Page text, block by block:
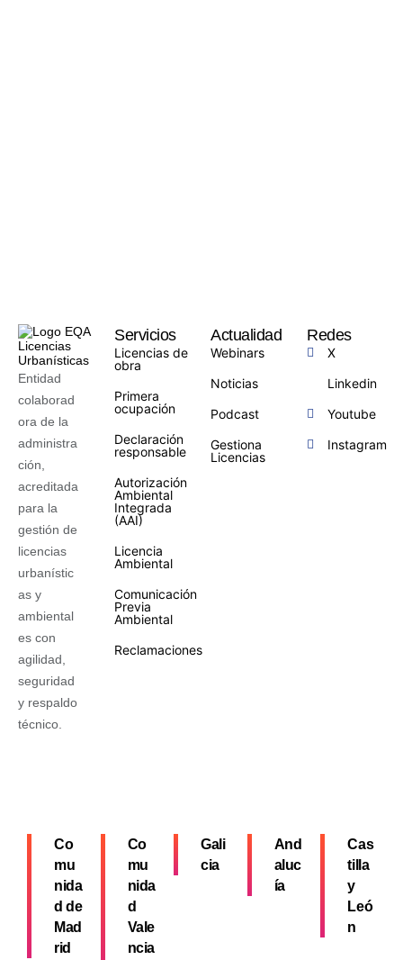
Entidad
colaborad
ora de la
administra
ción,
acreditada
para la
gestión de
licencias
urbanístic
as y
ambiental
es con
agilidad,
seguridad
y respaldo
técnico.
Servicios
Licencias de
obra
Primera
ocupación
Declaración
responsable
Autorización
Ambiental
Integrada
(AAI)
Licencia
Ambiental
Comunicación
Previa
Ambiental
Reclamaciones
Actualidad
Webinars
Noticias
Podcast
Gestiona
Licencias
Redes
X
Linkedin
Youtube
Instagram
Co
mu
nida
d de
Mad
rid
Co
mu
nida
d
Vale
ncia
Gali
cia
And
aluc
ía
Cas
tilla
y
Leó
n